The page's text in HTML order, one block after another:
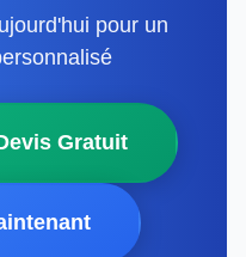
pour un
Gratuit